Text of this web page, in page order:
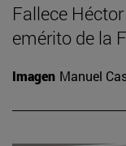
Fallece
emérito de la
Imagen Manuel